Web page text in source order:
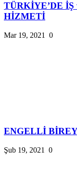
TÜRKİYE’DE
HİZMETİ
Mar 19, 2021 0
ENGELLİ
Şub 19, 2021 0